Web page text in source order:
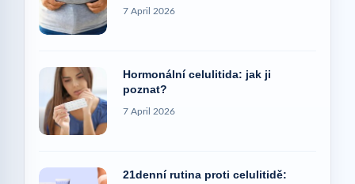
7 April 2026
Hormonální celulitida: jak ji
poznat?
7 April 2026
21denní rutina proti celulitidě: